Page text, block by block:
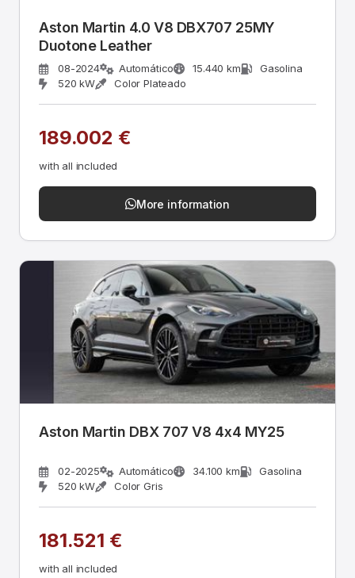
Aston Martin 4.0 V8 DBX707 25MY
Duotone Leather
08-2024 Automático 15.440 km
Gasolina
520 kW
Color Plateado
189.002 €
with all included
More information
Aston Martin DBX 707 V8 4x4 MY25
02-2025 Automático 34.100 km
Gasolina
520 kW
Color Gris
181.521 €
with all included